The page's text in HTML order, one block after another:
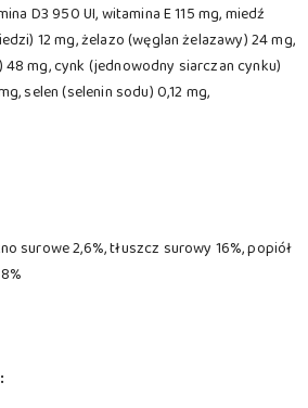
D3 950 UI, witamina E 115 mg, miedź
12 mg, żelazo (węglan żelazawy) 24 mg,
48 mg, cynk (jednowodny siarczan cynku)
selen (selenin sodu) 0,12 mg,
surowe 2,6%, tłuszcz surowy 16%, popiół